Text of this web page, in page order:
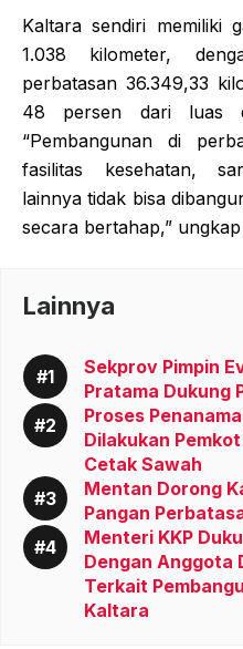
Kaltara sendiri memiliki
1.038 kilometer,
perbatasan 36.349,33
48 persen dari luas
“Pembangunan di
fasilitas kesehatan,
lainnya tidak bisa
secara bertahap,”
Lainnya
Sekprov Pimpin
Pratama Dukung
Proses
Dilakukan
Cetak Sawah
Mentan Dorong
Pangan
Menteri KKP
Dengan Anggota
Terkait
Kaltara